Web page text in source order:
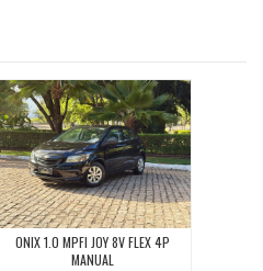
ONIX 1.0 MPFI JOY 8V FLEX 4P
MANUAL